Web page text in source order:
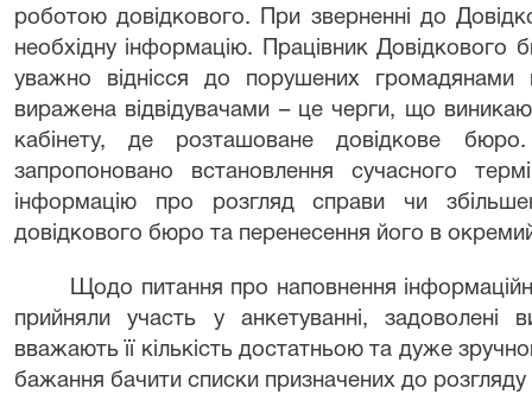
роботою довідкового. При зверненні до
необхідну інформацію. Працівник Довідкового
уважно віднісся до порушених
виражена відвідувачами – це черги, що
кабінету, де розташоване довідкове
запропоновано встановлення сучасного
інформацію про розгляд справи чи
довідкового бюро та перенесення його в
Щодо питання про наповнення
прийняли участь у анкетуванні, задоволені
вважають її кількість достатньою та дуже
бажання бачити списки призначених до